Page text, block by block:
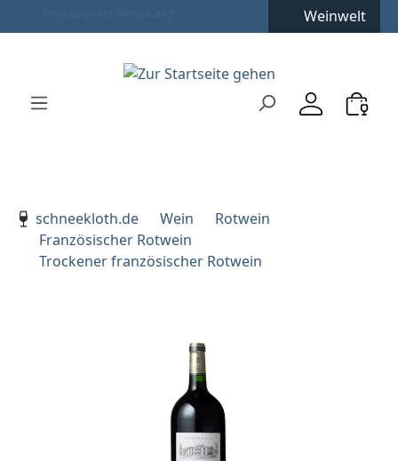
Zur Hauptnavigation springen
Weinwelt
schneekloth.de
Wein
Rotwein
Französischer Rotwein
Trockener französischer Rotwein
Bildergalerie überspringen